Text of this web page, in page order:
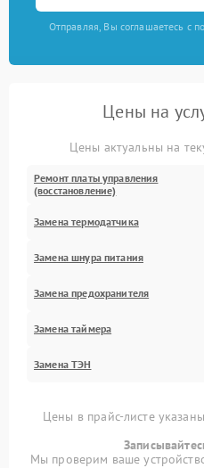
Отправляя, Вы соглашаетесь с
Цены на
Цены актуальны на
Ремонт платы управления
(восстановление)
Замена термодатчика
Замена шнура питания
Замена предохранителя
Замена таймера
Замена ТЭН
Цены в прайс-листе
Мы проверим ваше